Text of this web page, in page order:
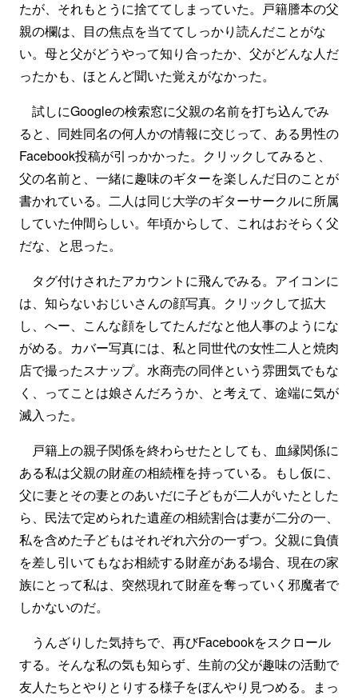
たが、それもとうに捨ててしまっていた。戸籍謄本の父
親の欄は、目の焦点を当ててしっかり読んだことがな
い。母と父がどうやって知り合ったか、父がどんな人だ
ったかも、ほとんど聞いた覚えがなかった。
試しにGoogleの検索窓に父親の名前を打ち込んでみ
ると、同姓同名の何人かの情報に交じって、ある男性の
Facebook投稿が引っかかった。クリックしてみると、
父の名前と、一緒に趣味のギターを楽しんだ日のことが
書かれている。二人は同じ大学のギターサークルに所属
していた仲間らしい。年頃からして、これはおそらく父
だな、と思った。
タグ付けされたアカウントに飛んでみる。アイコンに
は、知らないおじいさんの顔写真。クリックして拡大
し、へー、こんな顔をしてたんだなと他人事のようにな
がめる。カバー写真には、私と同世代の女性二人と焼肉
店で撮ったスナップ。水商売の同伴という雰囲気でもな
く、ってことは娘さんだろうか、と考えて、途端に気が
滅入った。
戸籍上の親子関係を終わらせたとしても、血縁関係に
ある私は父親の財産の相続権を持っている。もし仮に、
父に妻とその妻とのあいだに子どもが二人がいたとした
ら、民法で定められた遺産の相続割合は妻が二分の一、
私を含めた子どもはそれぞれ六分の一ずつ。父親に負債
を差し引いてもなお相続する財産がある場合、現在の家
族にとって私は、突然現れて財産を奪っていく邪魔者で
しかないのだ。
うんざりした気持ちで、再びFacebookをスクロール
する。そんな私の気も知らず、生前の父が趣味の活動で
友人たちとやりとりする様子をぼんやり見つめる。まっ